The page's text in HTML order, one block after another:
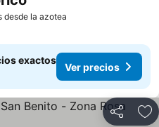
desde la azotea
exactos
Ver precios
Compartir